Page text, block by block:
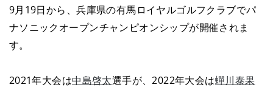
9月19日から、兵庫県の有馬ロイヤルゴルフクラブでパ
ナソニックオープンチャンピオンシップが開催されま
す。
2021年大会は中島啓太選手が、2022年大会は蟬川泰果